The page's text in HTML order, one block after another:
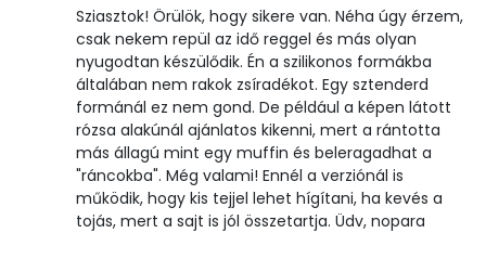
K vitamin:
1 micro
Tiamin - B1 vitamin:
0 mg
Riboflavin - B2 vitamin:
0 mg
Niacin - B3 vitamin:
0 mg
Pantoténsav - B5 vitamin:
0 mg
Sziasztok! Örülök, hogy sikere van. Néha úgy érzem,
csak nekem repül az idő reggel és más olyan
nyugodtan készülődik. Én a szilikonos formákba
általában nem rakok zsíradékot. Egy sztenderd
formánál ez nem gond. De például a képen látott
rózsa alakúnál ajánlatos kikenni, mert a rántotta
más állagú mint egy muffin és beleragadhat a
"ráncokba". Még valami! Ennél a verziónál is
működik, hogy kis tejjel lehet hígítani, ha kevés a
tojás, mert a sajt is jól összetartja. Üdv, nopara